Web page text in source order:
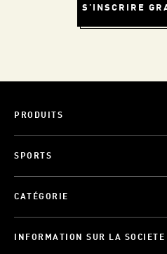
S'INSCRIRE
PRODUITS
SPORTS
CATÉGORIE
INFORMATION SUR LA SOCIETE